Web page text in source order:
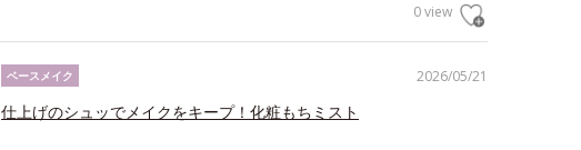
0 view
2026/05/21
ベースメイク
仕上げのシュッでメイクをキープ！化粧もちミスト